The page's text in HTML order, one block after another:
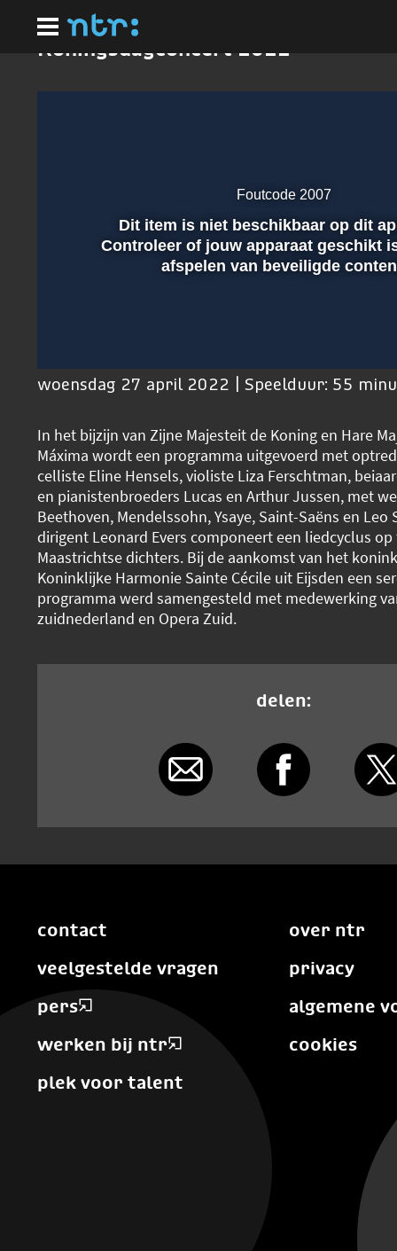
hoofdinhoud
Koningsdagconcert 2022
Afspelen
Foutcode 2007
Dit item is niet beschikbaar op dit
Controleer of jouw apparaat geschikt
afspelen van beveiligde
woensdag 27 april 2022 | Speelduur: 55
In het bijzijn van Zijne Majesteit de Koning en Hare
Máxima wordt een programma uitgevoerd met
celliste Eline Hensels, violiste Liza Ferschtman,
en pianistenbroeders Lucas en Arthur Jussen, met
Beethoven, Mendelssohn, Ysaye, Saint-Saëns en
dirigent Leonard Evers componeert een liedcyclus
Maastrichtse dichters. Bij de aankomst van het
Koninklijke Harmonie Sainte Cécile uit Eijsden een
programma werd samengesteld met medewerking
zuidnederland en Opera Zuid.
delen:
contact
veelgestelde vragen
pers
werken bij ntr
plek voor talent
over ntr
privacy
algemene
cookies